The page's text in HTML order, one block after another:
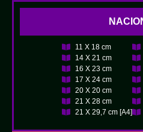
11 X 18 cm
14 X 21 cm
16 X 23 cm
17 X 24 cm
20 X 20 cm
21 X 28 cm
21 X 29,7 cm [A4]